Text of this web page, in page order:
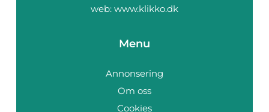
web: www.klikko.dk
Menu
Annonsering
Om oss
Cookies